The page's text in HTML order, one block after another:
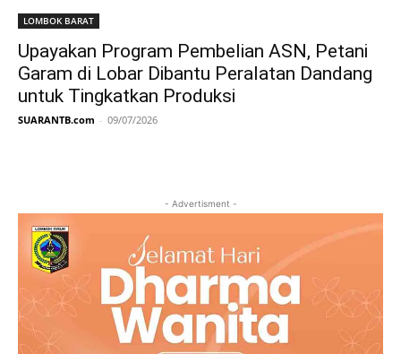
LOMBOK BARAT
Upayakan Program Pembelian ASN, Petani
Garam di Lobar Dibantu Peralatan Dandang
untuk Tingkatkan Produksi
SUARANTB.com - 09/07/2026
- Advertisment -